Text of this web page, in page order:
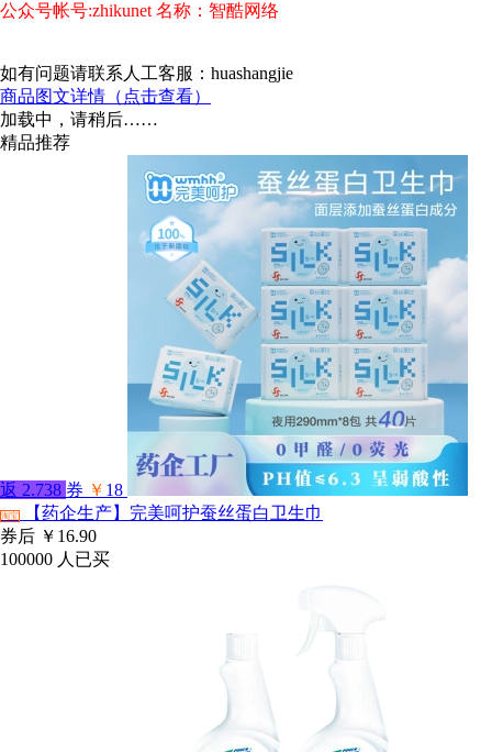
公众号帐号:zhikunet 名称：智酷网络
如有问题请联系人工客服：huashangjie
商品图文详情（点击查看）
加载中，请稍后……
精品推荐
返 2.738 券 ￥ 18
淘宝
【药企生产】完美呵护蚕丝蛋白卫生巾
券后 ￥16.90
100000 人已买